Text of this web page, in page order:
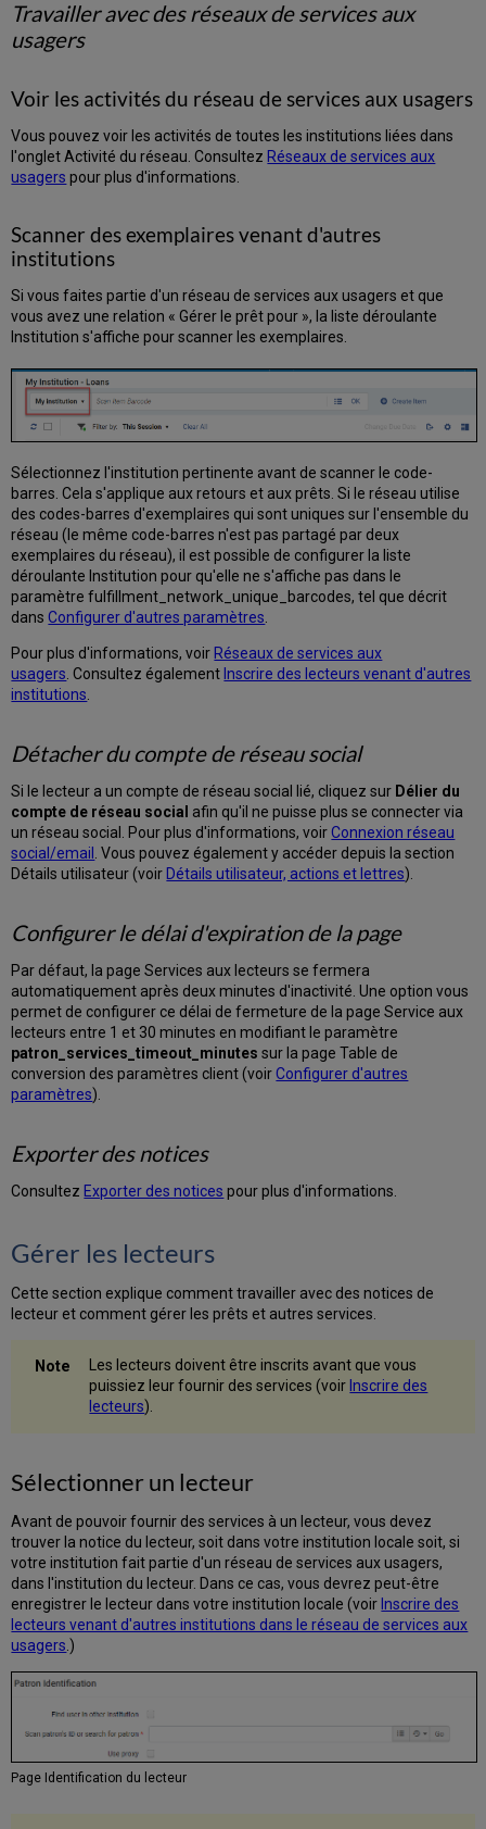
Étape
tous
filtres
Trier
les
Options
d'affichage
les
demandes
Exporter
demandes
Gérer
les
amendes
et
les
frais
Accéder
à
la
page
Amendes
frais
Consulter
des
et
frais
Consulter
les
amendes
et
d'un
lecteur.
Chercher
les
amendes
et
frais
d'un
amendes
les
d'un
lecteur
Filtrer
les
amendes
les
frais
du
d'affichage
des
amendes
Exporter
des
amendes
Ajouter
des
et
des
frais
Payer
amendes
Travailler avec des réseaux de services aux
usagers
Voir les activités du réseau de services aux usagers
Vous pouvez voir les activités de toutes les institutions liées dans
l'onglet Activité du réseau. Consultez Réseaux de services aux
usagers pour plus d'informations.
Scanner des exemplaires venant d'autres
institutions
Si vous faites partie d'un réseau de services aux usagers et que
vous avez une relation « Gérer le prêt pour », la liste déroulante
Institution s'affiche pour scanner les exemplaires.
Sélectionnez l'institution pertinente avant de scanner le code-
barres. Cela s'applique aux retours et aux prêts. Si le réseau utilise
des codes-barres d'exemplaires qui sont uniques sur l'ensemble du
réseau (le même code-barres n'est pas partagé par deux
exemplaires du réseau), il est possible de configurer la liste
déroulante Institution pour qu'elle ne s'affiche pas dans le
paramètre fulfillment_network_unique_barcodes, tel que décrit
dansConfigurer d'autres paramètres
Pour plus d'informations, voir Réseaux de services aux
usagers . Consultez également Inscrire des lecteurs venant d'autres
institutions
Détacher du compte de réseau social
Si le lecteur a un compte de réseau social lié, cliquez sur Délier du
compte de réseau social afin qu'il ne puisse plus se connecter via
un réseau social. Pour plus d'informations, voirConnexion réseau
social/email
. Vous pouvez également y accéder depuis la section
Détails utilisateur (voir Détails utilisateur, actions et lettres).
Configurer le délai d'expiration de la page
Par défaut, la page Services aux lecteurs se fermera
automatiquement après deux minutes d'inactivité. Une option vous
permet de configurer ce délai de fermeture de la page Service aux
lecteurs entre 1 et 30 minutes en modifiant le paramètre
patron_services_timeout_minutes sur la page Table de
conversion des paramètres client (voirConfigurer d'autres
paramètres).
Exporter des notices
Consultez Exporter des notices pour plus d'informations.
Gérer les lecteurs
Cette section explique comment travailler avec des notices de
lecteur et comment gérer les prêts et autres services.
Les lecteurs doivent être inscrits avant que vous
puissiez leur fournir des services (voir Inscrire des
lecteurs).
Sélectionner un lecteur
Avant de pouvoir fournir des services à un lecteur, vous devez
trouver la notice du lecteur, soit dans votre institution locale soit, si
votre institution fait partie d'un réseau de services aux usagers,
dans l'institution du lecteur. Dans ce cas, vous devrez peut-être
enregistrer le lecteur dans votre institution locale (voir Inscrire des
lecteurs venant d'autres institutions dans le réseau de services aux
usagers .)
Page Identification du lecteur